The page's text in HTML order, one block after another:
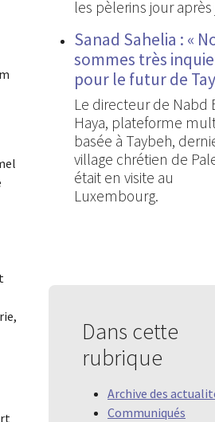
les pèlerins jour après
Sanad Sahelia : «
sommes très
pour le futur de
Le directeur de Nabd
Haya, plateforme
basée à Taybeh,
village chrétien de
était en visite au
Luxembourg.
Dans cette
rubrique
Archive des
Communiqués